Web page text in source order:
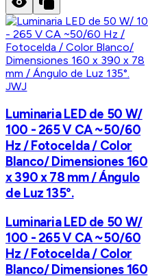
JWJ
Luminaria LED de 50 W/
100 - 265 V CA ~50/60
Hz / Fotocelda / Color
Blanco/ Dimensiones 160
x 390 x 78 mm / Ángulo
de Luz 135°.
Luminaria LED de 50 W/
100 - 265 V CA ~50/60
Hz / Fotocelda / Color
Blanco/ Dimensiones 160